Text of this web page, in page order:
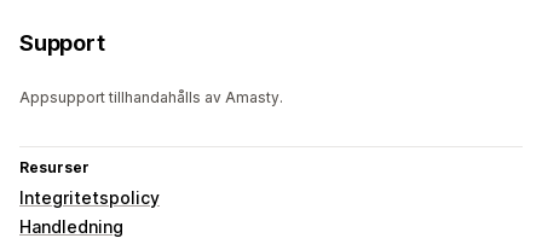
Support
Appsupport tillhandahålls av Amasty.
Resurser
Integritetspolicy
Handledning